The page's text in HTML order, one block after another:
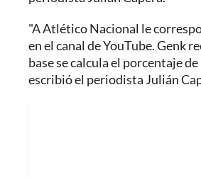
"A Atlético Nacional le
en el canal de YouTube. Genk
base se calcula el porcentaje
escribió el periodista Julián